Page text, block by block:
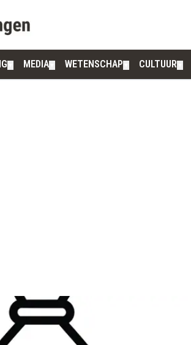
MEDIA WETENSCHAP CULTUUR